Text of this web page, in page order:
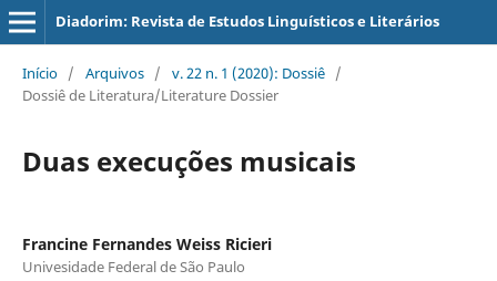
Diadorim: Revista de Estudos Linguísticos e Literários
Início / Arquivos / v. 22 n. 1 (2020): Dossiê /
Dossiê de Literatura/Literature Dossier
Duas execuções musicais
Francine Fernandes Weiss Ricieri
Univesidade Federal de São Paulo